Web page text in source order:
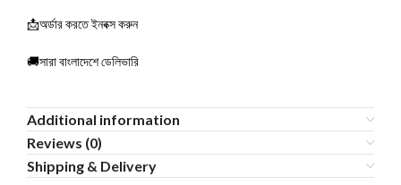
📩অর্ডার করতে ইনবক্স করুন
🚚সারা বাংলাদেশে ডেলিভারি
Additional information
Reviews (0)
Shipping & Delivery